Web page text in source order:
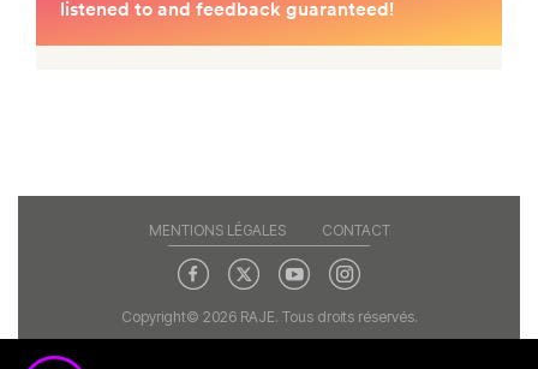
MENTIONS LÉGALES CONTACT
Copyright© 2026 RAJE. Tous droits réservés.